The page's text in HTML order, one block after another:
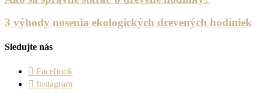
3 výhody nosenia ekologických drevených hodiniek
Sledujte nás
Facebook
Instagram